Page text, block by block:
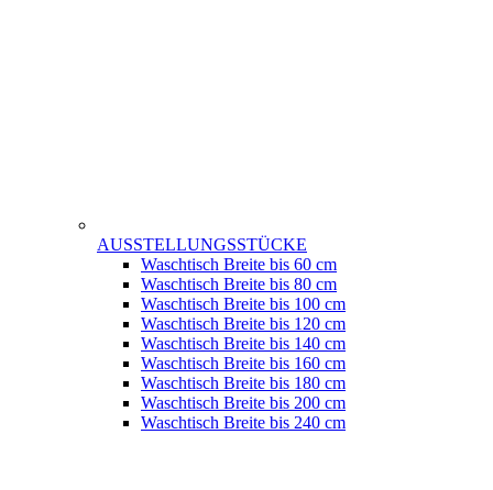
AUSSTELLUNGSSTÜCKE
Waschtisch Breite bis 60 cm
Waschtisch Breite bis 80 cm
Waschtisch Breite bis 100 cm
Waschtisch Breite bis 120 cm
Waschtisch Breite bis 140 cm
Waschtisch Breite bis 160 cm
Waschtisch Breite bis 180 cm
Waschtisch Breite bis 200 cm
Waschtisch Breite bis 240 cm